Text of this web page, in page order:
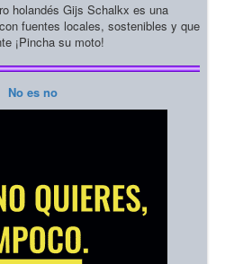
holandés Gijs Schalkx es una
fuentes locales, sostenibles y que
¡Pincha su moto!
No es no